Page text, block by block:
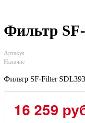
Фильтр
Артикул
Наличие
Фильтр SF-Filter
16 259